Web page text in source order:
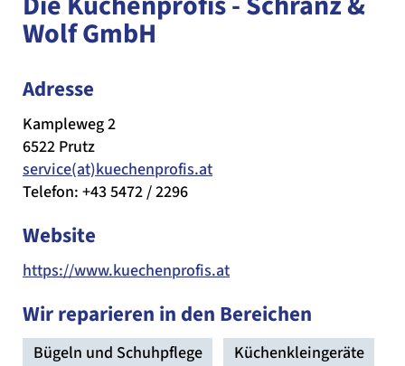
Wolf GmbH
Adresse
Kampleweg 2
6522 Prutz
service(at)kuechenprofis.at
Telefon: +43 5472 / 2296
Website
https://www.kuechenprofis.at
Wir reparieren in den Bereichen
Bügeln und Schuhpflege
Küchenkleingeräte